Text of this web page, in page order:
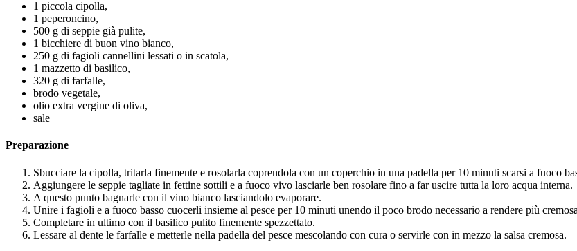
1 piccola cipolla,
1 peperoncino,
500 g di seppie già pulite,
1 bicchiere di buon vino bianco,
250 g di fagioli cannellini lessati o in scatola,
1 mazzetto di basilico,
320 g di farfalle,
brodo vegetale,
olio extra vergine di oliva,
sale
Preparazione
Sbucciare la cipolla, tritarla finemente e rosolarla coprendola con un coperchio in una padella per 10 minuti scarsi a fuoco
Aggiungere le seppie tagliate in fettine sottili e a fuoco vivo lasciarle ben rosolare fino a far uscire tutta la loro acqua interna.
A questo punto bagnarle con il vino bianco lasciandolo evaporare.
Unire i fagioli e a fuoco basso cuocerli insieme al pesce per 10 minuti unendo il poco brodo necessario a rendere più
Completare in ultimo con il basilico pulito finemente spezzettato.
Lessare al dente le farfalle e metterle nella padella del pesce mescolando con cura o servirle con in mezzo la salsa cremosa.